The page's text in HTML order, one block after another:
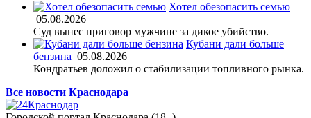
Хотел обезопасить семью
05.08.2026
Суд вынес приговор мужчине за дикое убийство.
Кубани дали больше
бензина 05.08.2026
Кондратьев доложил о стабилизации топливного рынка.
Все новости Краснодара